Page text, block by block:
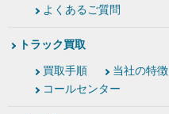
よくあるご質問
トラック買取
買取手順 当社の特徴
コールセンター